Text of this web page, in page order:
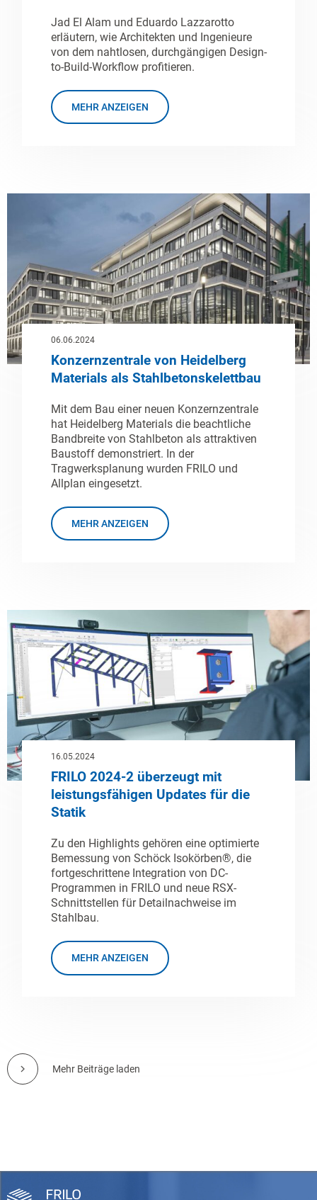
Jad El Alam und Eduardo Lazzarotto
erläutern, wie Architekten und Ingenieure
von dem nahtlosen, durchgängigen Design-
to-Build-Workflow profitieren.
MEHR ANZEIGEN
06.06.2024
Konzernzentrale von Heidelberg
Materials als Stahlbetonskelettbau
Mit dem Bau einer neuen Konzernzentrale
hat Heidelberg Materials die beachtliche
Bandbreite von Stahlbeton als attraktiven
Baustoff demonstriert. In der
Tragwerksplanung wurden FRILO und
Allplan eingesetzt.
MEHR ANZEIGEN
16.05.2024
FRILO 2024-2 überzeugt mit
leistungsfähigen Updates für die
Statik
Zu den Highlights gehören eine optimierte
Bemessung von Schöck Isokörben®, die
fortgeschrittene Integration von DC-
Programmen in FRILO und neue RSX-
Schnittstellen für Detailnachweise im
Stahlbau.
MEHR ANZEIGEN
Mehr Beiträge laden